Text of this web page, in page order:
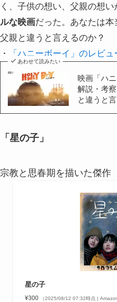
く、子供の想い、父親の想い
ルな映画だった。あなたは
父親と違うと言えるのか？
・
「ハニーボーイ」のレビュ
あわせて読みたい
映画「ハ
解説・考
と違うと
「星の子」
宗教と思春期を描いた傑作
星の子
¥300 （2025/08/12 07:32時点 | Amazon